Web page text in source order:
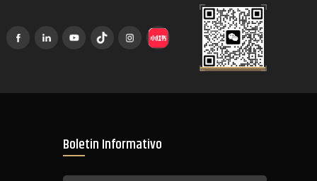
Boletin Informativo